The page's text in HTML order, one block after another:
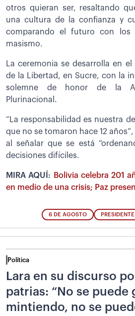
otros quieran ser, resaltando
una cultura de la confianza y
comparando el futuro con los
masismo.
La ceremonia se desarrolla en
de la Libertad, en Sucre, con la
solemne de honor de la
Plurinacional.
“La responsabilidad es nuestra
que no se tomaron hace 12
al señalar que se está
decisiones difíciles.
MIRA AQUÍ:
Bolivia celebra 201
en medio de una crisis; Paz
6 DE AGOSTO
Política
Lara en su discurso
patrias: “No se puede
mintiendo, no se